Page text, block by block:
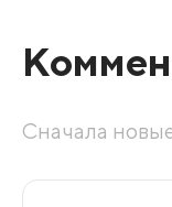
Сначала